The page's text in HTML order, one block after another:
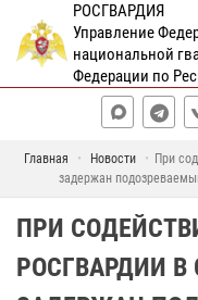
РОСГВАРДИЯ
Управление
национальной
Федерации по
Главная Новости
При
задержан
ПРИ
РОСГВАРДИИ В